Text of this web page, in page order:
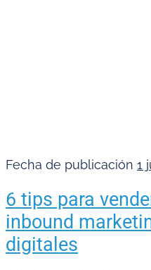
Fecha de publicación 1
6 tips para
inbound
digitales